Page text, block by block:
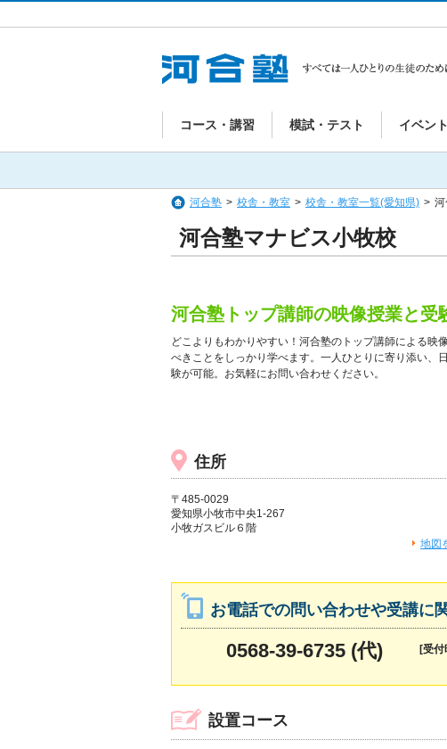
コース・講習 模試・テスト イベン
河合塾 > 校舎・教室 > 校舎・教室一覧(愛知県) >
河合塾マナビス小牧校
河合塾トップ講師の映像授業と受
どこよりもわかりやすい！河合塾のトップ講師による映
べきことをしっかり学べます。一人ひとりに寄り添い、
験が可能。お気軽にお問い合わせください。
住所
〒485-0029
愛知県小牧市中央1-267
小牧ガスビル６階
地図
お電話での問い合わせや受講に
0568-39-6735 (代) [受付
設置コース